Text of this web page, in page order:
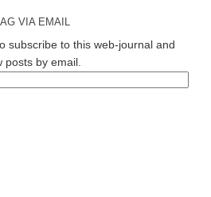
VIA EMAIL
subscribe to this web-journal and
posts by email.